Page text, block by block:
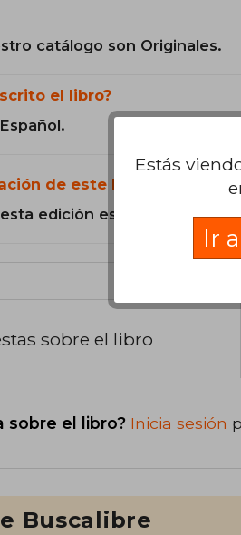
catálogo son Originales.
el libro?
de este libro?
edición es Tapa Blanda.
sobre el libro
sobre el libro? Inicia sesión
Buscalibre
Estás
Ir